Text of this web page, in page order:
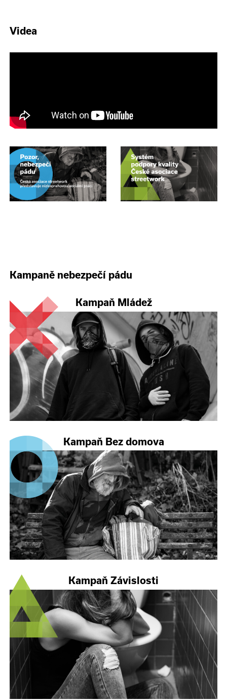
Videa
Kampaně nebezpečí pádu
Kampaň Mládež
Kampaň Bez domova
Kampaň Závislosti